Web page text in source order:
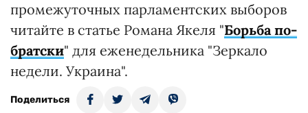
промежуточных парламентских выборов
читайте в статье Романа Якеля "Борьба по-
братски" для еженедельника "Зеркало
недели. Украина".
Поделиться